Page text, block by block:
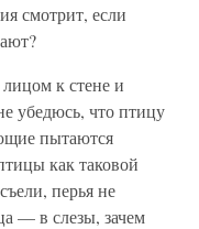
смотрит, если
к стене и
убедюсь, что птицу
пытаются
как таковой
перья не
— в слезы, зачем